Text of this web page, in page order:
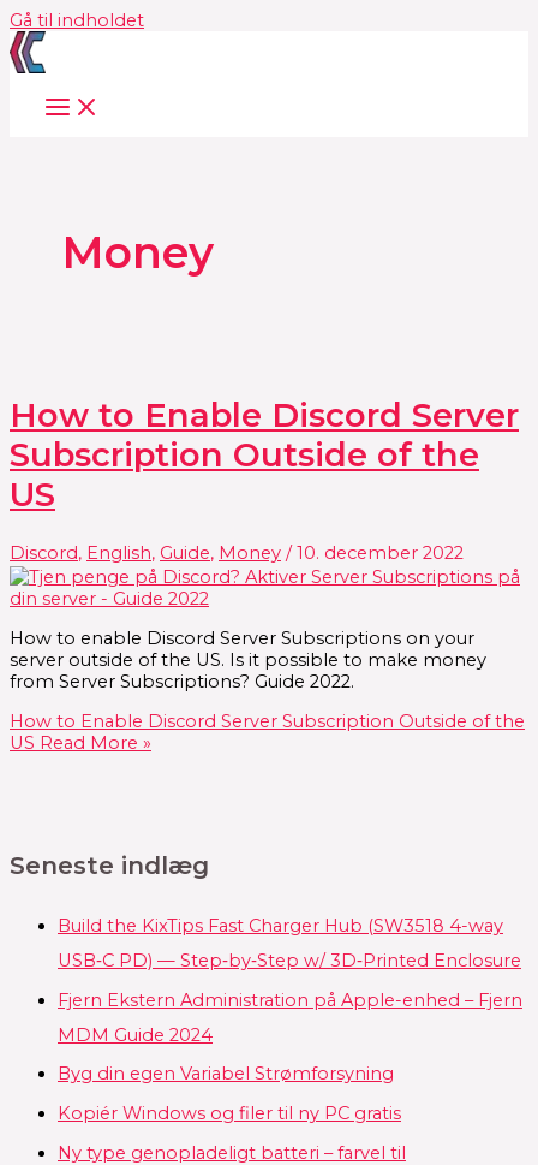
Gå til indholdet
Money
How to Enable Discord Server
Subscription Outside of the
US
Discord, English, Guide, Money / 10. december 2022
How to enable Discord Server Subscriptions on your
server outside of the US. Is it possible to make money
from Server Subscriptions? Guide 2022.
How to Enable Discord Server Subscription Outside of the
US Read More »
Seneste indlæg
Build the KixTips Fast Charger Hub (SW3518 4-way
USB‑C PD) — Step‑by‑Step w/ 3D‑Printed Enclosure
Fjern Ekstern Administration på Apple-enhed – Fjern
MDM Guide 2024
Byg din egen Variabel Strømforsyning
Kopiér Windows og filer til ny PC gratis
Ny type genopladeligt batteri – farvel til